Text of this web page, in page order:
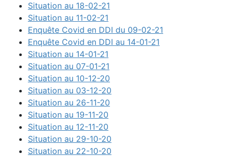
Situation au 18-02-21
Situation au 11-02-21
Enquête Covid en DDI du 09-02-21
Enquête Covid en DDI au 14-01-21
Situation au 14-01-21
Situation au 07-01-21
Situation au 10-12-20
Situation au 03-12-20
Situation au 26-11-20
Situation au 19-11-20
Situation au 12-11-20
Situation au 29-10-20
Situation au 22-10-20